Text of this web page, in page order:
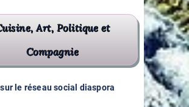
Art, Politique et
Compagnie
le réseau social diaspora